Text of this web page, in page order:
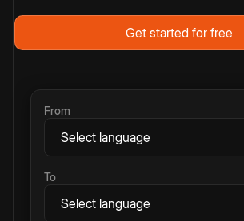
Get started for free
From
To